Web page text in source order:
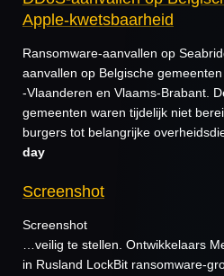
Apple-kwetsbaarheid
Ransomware-aanvallen op
aanvallen op Belgische
-Vlaanderen en Vlaams-Brabant.
gemeenten waren tijdelijk niet
burgers tot belangrijke
day
Screenshot
Screenshot
…veilig te stellen. Ontwikkelaars
in Rusland LockBit ransomware-